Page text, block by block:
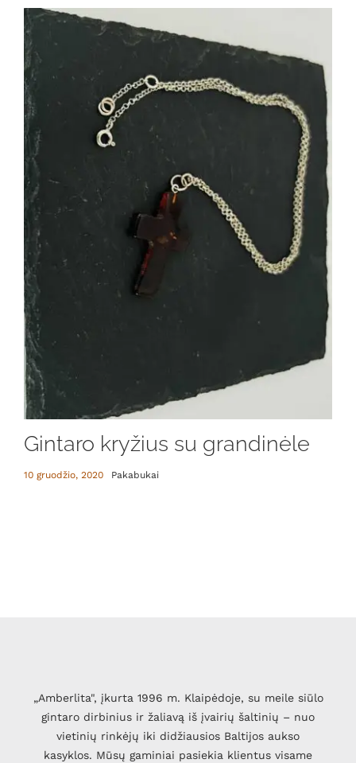
Gintaro kryžius su grandinėle
10 gruodžio, 2020 Pakabukai
„Amberlita", įkurta 1996 m. Klaipėdoje, su meile siūlo
gintaro dirbinius ir žaliavą iš įvairių šaltinių – nuo
vietinių rinkėjų iki didžiausios Baltijos aukso
kasyklos. Mūsų gaminiai pasiekia klientus visame